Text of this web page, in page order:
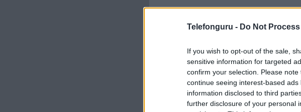
Telefonguru - Do Not
If you wish to opt-out of the sale,
sensitive information for targeted
confirm your selection. Please
continue seeing interest-based
information disclosed to third
further disclosure of your personal